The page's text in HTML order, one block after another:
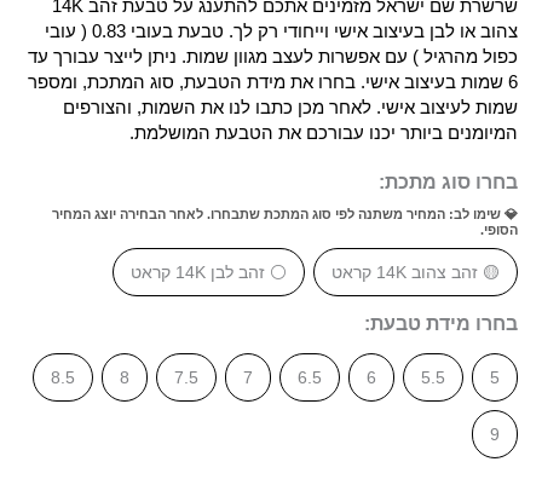
שרשרת שם ישראל מזמינים אתכם להתענג על טבעת זהב 14K
צהוב או לבן בעיצוב אישי וייחודי רק לך. טבעת בעובי 0.83 ( עובי
כפול מהרגיל ) עם אפשרות לעצב מגוון שמות. ניתן לייצר עבורך עד
6 שמות בעיצוב אישי. בחרו את מידת הטבעת, סוג המתכת, ומספר
שמות לעיצוב אישי. לאחר מכן כתבו לנו את השמות, והצורפים
המיומנים ביותר יכנו עבורכם את הטבעת המושלמת.
בחרו סוג מתכת:
💎 שימו לב: המחיר משתנה לפי סוג המתכת שתבחרו. לאחר הבחירה יוצג המחיר
הסופי.
🟡 זהב צהוב 14K קראט ⚪ זהב לבן 14K קראט
בחרו מידת טבעת:
5
5.5
6
6.5
7
7.5
8
8.5
9